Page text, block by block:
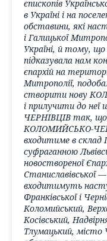
єпископів
в Україні і на
обставини, які
і Галицької
Україні, й тому,
підказувала нам
єпархій на
Митрополії,
створити нову
і прилучити до неї
ЧЕРНІВЦІВ так,
КОЛОМИЙСЬКО-
входитиме в склад
суфраганною
новоствореної
Станиславівської —
входитимуть
Франківської і
Коломийський,
Косівський,
Тлумацький, місто